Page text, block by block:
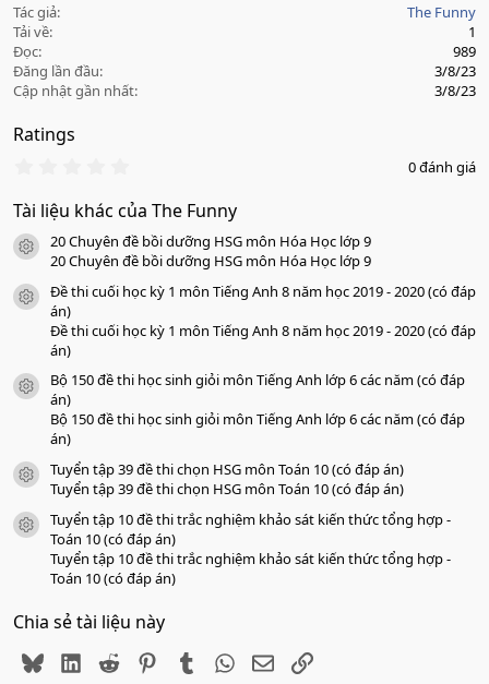
Tác giả
The Funny
Tải về
1
Đọc
989
Đăng lần đầu
3/8/23
Cập nhật gần nhất
3/8/23
Ratings
0
0
s
a
o
0 đánh giá
Tài liệu khác của The Funny
icon tài liệu
20 Chuyên đề bồi dưỡng HSG môn Hóa Học lớp 9
20 Chuyên đề bồi dưỡng HSG môn Hóa Học lớp 9
icon tài liệu
Đề thi cuối học kỳ 1 môn Tiếng Anh 8 năm học 2019 - 2020 (có đáp
án)
Đề thi cuối học kỳ 1 môn Tiếng Anh 8 năm học 2019 - 2020 (có đáp
án)
icon tài liệu
Bộ 150 đề thi học sinh giỏi môn Tiếng Anh lớp 6 các năm (có đáp
án)
Bộ 150 đề thi học sinh giỏi môn Tiếng Anh lớp 6 các năm (có đáp
án)
icon tài liệu
Tuyển tập 39 đề thi chọn HSG môn Toán 10 (có đáp án)
Tuyển tập 39 đề thi chọn HSG môn Toán 10 (có đáp án)
icon tài liệu
Tuyển tập 10 đề thi trắc nghiệm khảo sát kiến thức tổng hợp -
Toán 10 (có đáp án)
Tuyển tập 10 đề thi trắc nghiệm khảo sát kiến thức tổng hợp -
Toán 10 (có đáp án)
Chia sẻ tài liệu này
BlueskyLinkedIn
Reddit PinterestTumblr WhatsApp
EmailLink